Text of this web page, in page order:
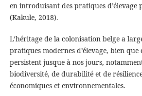
en introduisant des pratiques d’élevage
(Kakule, 2018).
L’héritage de la colonisation belge a
pratiques modernes d’élevage, bien
persistent jusque à nos jours,
biodiversité, de durabilité et de
économiques et environnementales.